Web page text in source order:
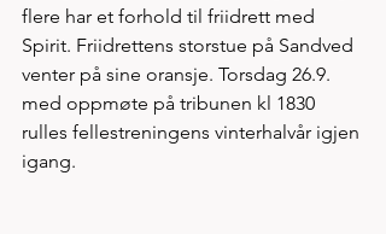
flere har et forhold til friidrett med
Spirit. Friidrettens storstue på Sandved
venter på sine oransje. Torsdag 26.9.
med oppmøte på tribunen kl 1830
rulles fellestreningens vinterhalvår igjen
igang.